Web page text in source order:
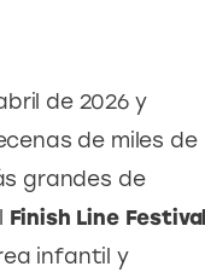
de 2026 y
de miles de
grandes de
Finish Line Festival
infantil y